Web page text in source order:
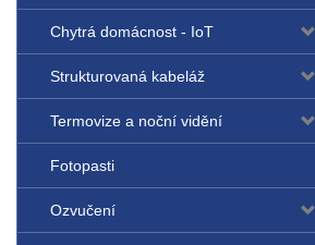
Chytrá domácnost - IoT
Strukturovaná kabeláž
Termovize a noční vidění
Fotopasti
Ozvučení